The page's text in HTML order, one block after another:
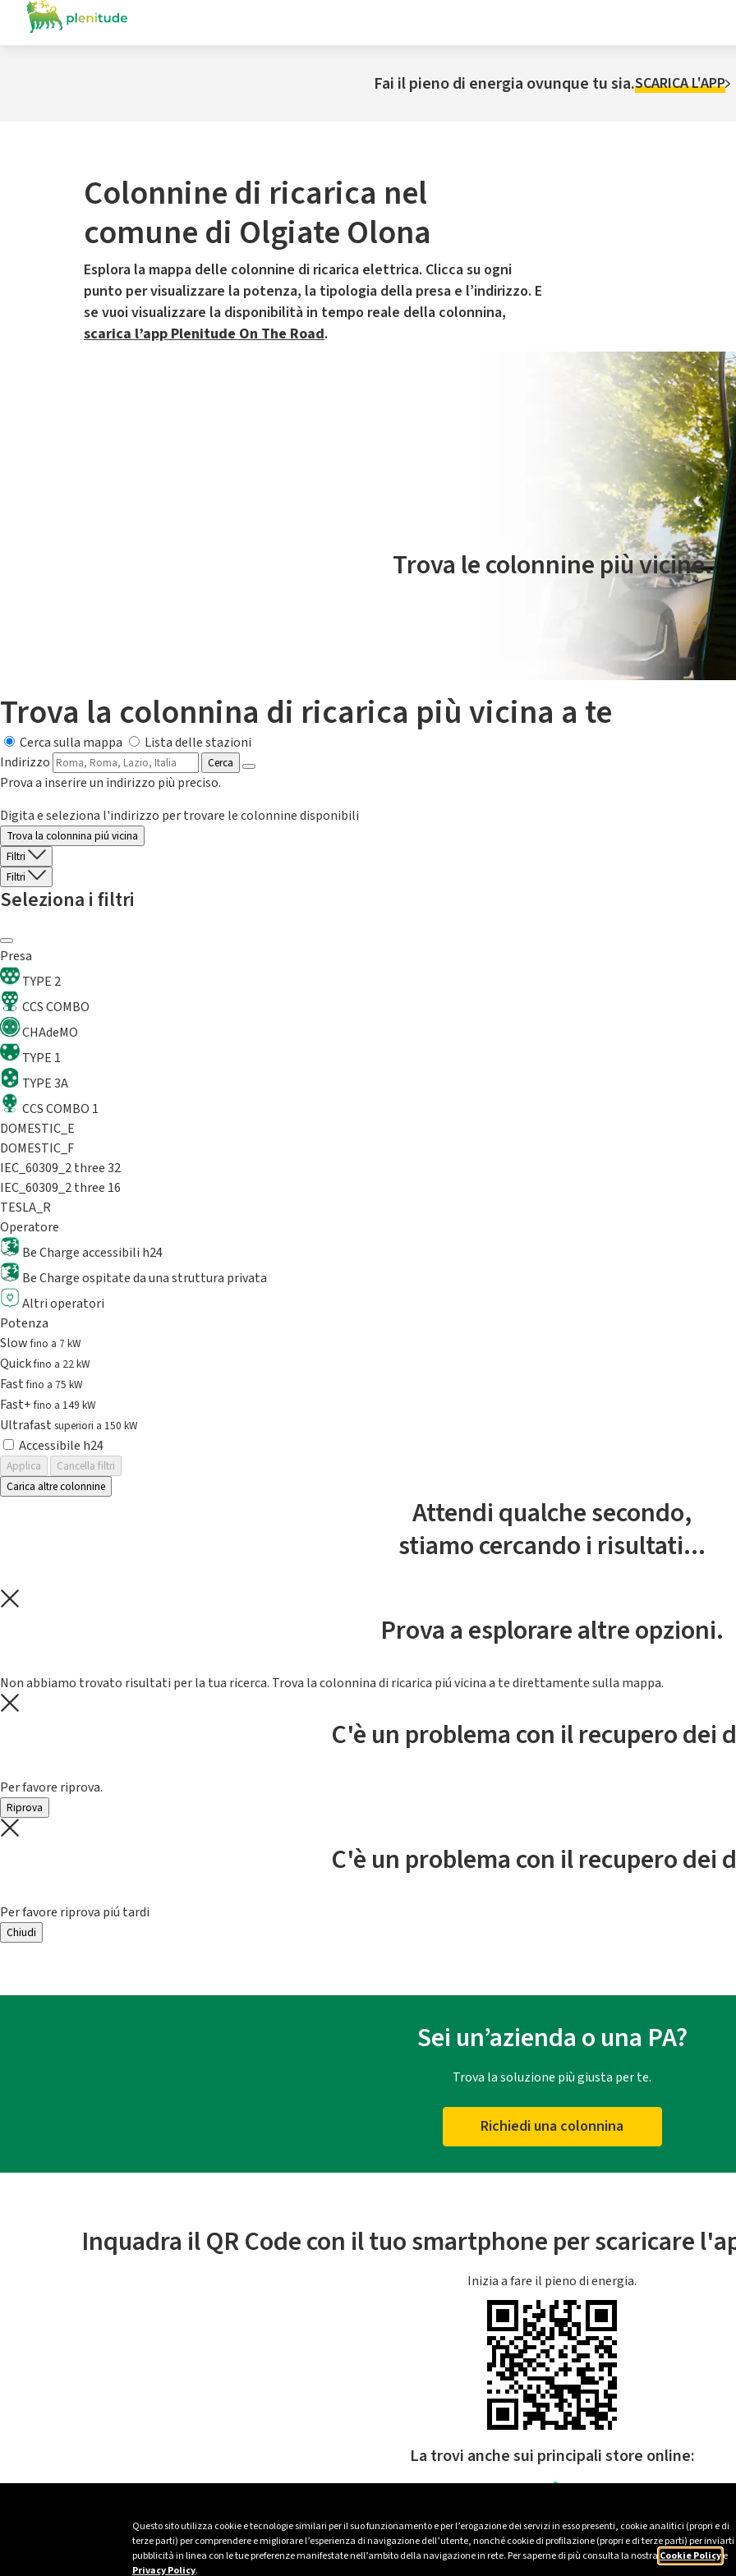
Questo sito utilizza cookie e tecnologie similari per il suo funzionamento e per l’erogazione dei servizi in esso presenti, cookie analitici (propri e di
terze parti) per comprendere e migliorare l’esperienza di navigazione dell’utente, nonché cookie di profilazione (propri e di terze parti) per inviarti
pubblicità in linea con le tue preferenze manifestate nell’ambito della navigazione in rete. Per saperne di più consulta la nostra Cookie Policye
Privacy Policy.
Fai il pieno di energia ovunque tu sia.SCARICA L'APP
Colonnine di ricarica nel
comune di Olgiate Olona
Esplora la mappa delle colonnine di ricarica elettrica. Clicca su ogni
punto per visualizzare la potenza, la tipologia della presa e l’indirizzo. E
se vuoi visualizzare la disponibilità in tempo reale della colonnina,
scarica l’app Plenitude On The Road.
Il servizio di mobilità elettrica è gestito da Plenitude On The Road
Trova le colonnine più vicine.
Trova la colonnina di ricarica più vicina a te
Cerca sulla mappa
Lista delle stazioni
Indirizzo
Cerca
Prova a inserire un indirizzo più preciso.
Digita e seleziona l'indirizzo per trovare le colonnine disponibili
Trova la colonnina piú vicina
Filtri
Filtri
Seleziona i filtri
Presa
TYPE 2
CCS COMBO
CHAdeMO
TYPE 1
TYPE 3A
CCS COMBO 1
DOMESTIC_E
DOMESTIC_F
IEC_60309_2 three 32
IEC_60309_2 three 16
TESLA_R
Operatore
Be Charge accessibili h24
Be Charge ospitate da una struttura privata
Altri operatori
Potenza
Slowfino a 7 kW
Quickfino a 22 kW
Fastfino a 75 kW
Fast+fino a 149 kW
Ultrafast superiori a 150 kW
Accessibile h24
Applica
Cancella filtri
Carica altre colonnine
Attendi qualche secondo,
stiamo cercando i risultati...
Prova a esplorare altre opzioni.
Non abbiamo trovato risultati per la tua ricerca. Trova la colonnina di ricarica piú vicina a te direttamente sulla mappa.
C'è un problema con il recupero dei
Per favore riprova.
Riprova
C'è un problema con il recupero dei
Per favore riprova piú tardi
Chiudi
Sei un’azienda o una PA?
Trova la soluzione più giusta per te.
Richiedi una colonnina
Inquadra il QR Code con il tuo smartphone per scaricare
Inizia a fare il pieno di energia.
La trovi anche sui principali store online: